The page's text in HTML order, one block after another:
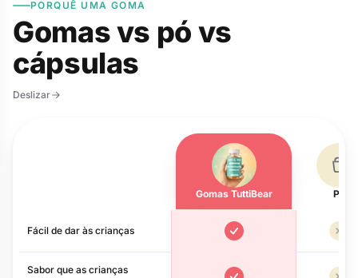
PORQUÊ UMA GOMA
Gomas vs pó vs
cápsulas
Deslizar
Gomas vs pó vs cápsulas
Gomas TuttiBear Pó
Fácil de dar às crianças
Sim
Sabor que as crianças